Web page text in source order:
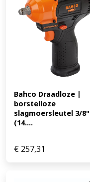
Bahco Draadloze |
borstelloze
slagmoersleutel 3/8"
(14....
€ 257,31